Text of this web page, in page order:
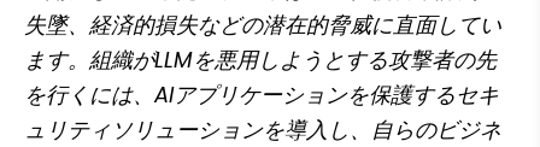
失墜、経済的損失などの潜在的脅威に直面してい
ます。組織がLLMを悪用しようとする攻撃者の先
を行くには、AIアプリケーションを保護するセキ
ュリティソリューションを導入し、自らのビジネ